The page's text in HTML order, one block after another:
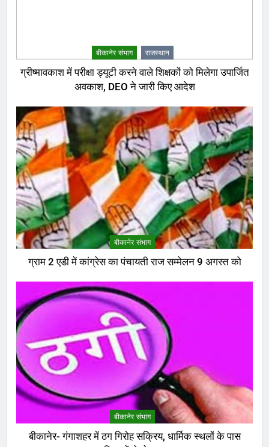
बीकानेर संभाग राजस्थान
ग्रीष्मावकाश में परीक्षा ड्यूटी करने वाले शिक्षकों को मिलेगा उपार्जित
अवकाश, DEO ने जारी किए आदेश
बीकानेर संभाग
ग्राम 2 एडी में कांग्रेस का पंचायती राज सम्मेलन 9 अगस्त को
बीकानेर संभाग
बीकानेर- गंगाशहर में ठग गिरोह सक्रिय, धार्मिक स्थलों के पास